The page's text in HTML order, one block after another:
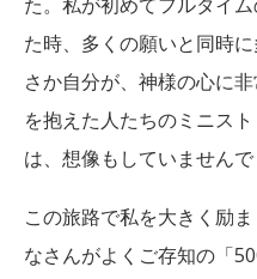
た時、多くの願いと同時
さか自分が、神様の心に
を抱えた人たちのミニス
は、想像もしていませんで
この旅路で私を大きく励
なさんがよくご存知の「